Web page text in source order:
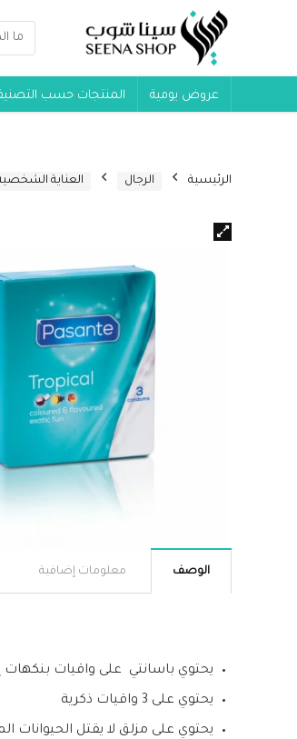
عروض يومية المنتجات حسب
الرئيسية الرجال العناية
الوصف معلومات إضافية
يحتوي باسانتي على واقيات بنكهات
يحتوي على 3 واقيات ذكرية
يحتوي على مزلق لا يقتل الحيوانات